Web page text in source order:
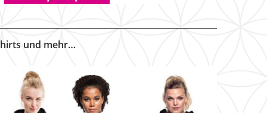
und mehr…